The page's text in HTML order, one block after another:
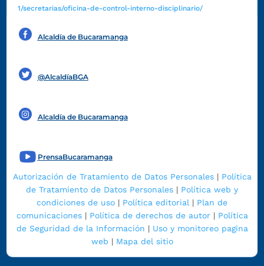
1/secretarias/oficina-de-control-interno-disciplinario/
Alcaldía de Bucaramanga
@AlcaldíaBGA
Alcaldía de Bucaramanga
PrensaBucaramanga
Autorización de Tratamiento de Datos Personales| Política
de Tratamiento de Datos Personales | Política web y
condiciones de uso | Política editorial | Plan de
comunicaciones| Política de derechos de autor| Política
de Seguridad de la Información | Uso y monitoreo pagina
web | Mapa del sitio